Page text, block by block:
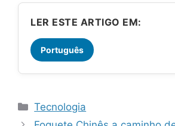
LER ESTE ARTIGO EM:
Português
Categorias
Tecnologia